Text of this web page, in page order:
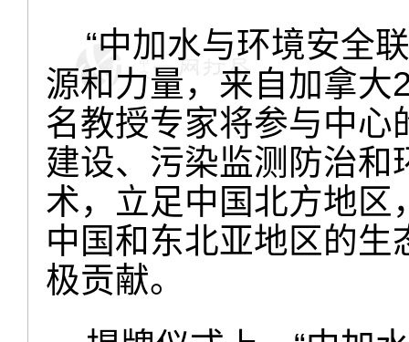
“中加水与环境安全
源和力量，来自加拿大
名教授专家将参与中
建设、污染监测防治
术，立足中国北方地区
中国和东北亚地区的
极贡献。